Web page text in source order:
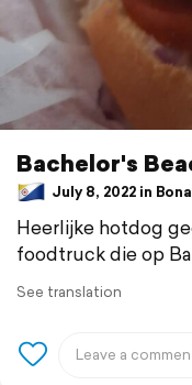
Bachelor's
July 8, 2022 in
Heerlijke hotdog
foodtruck die op
See translation